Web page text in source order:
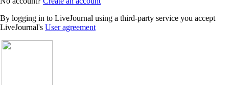
By logging in to LiveJournal using a third-party service you accept
LiveJournal's User agreement